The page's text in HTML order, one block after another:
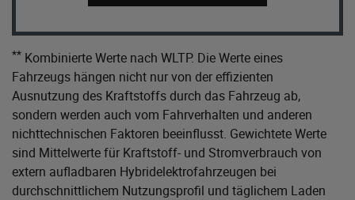
** Kombinierte Werte nach WLTP. Die Werte eines
Fahrzeugs hängen nicht nur von der effizienten
Ausnutzung des Kraftstoffs durch das Fahrzeug ab,
sondern werden auch vom Fahrverhalten und anderen
nichttechnischen Faktoren beeinflusst. Gewichtete Werte
sind Mittelwerte für Kraftstoff- und Stromverbrauch von
extern aufladbaren Hybridelektrofahrzeugen bei
durchschnittlichem Nutzungsprofil und täglichem Laden